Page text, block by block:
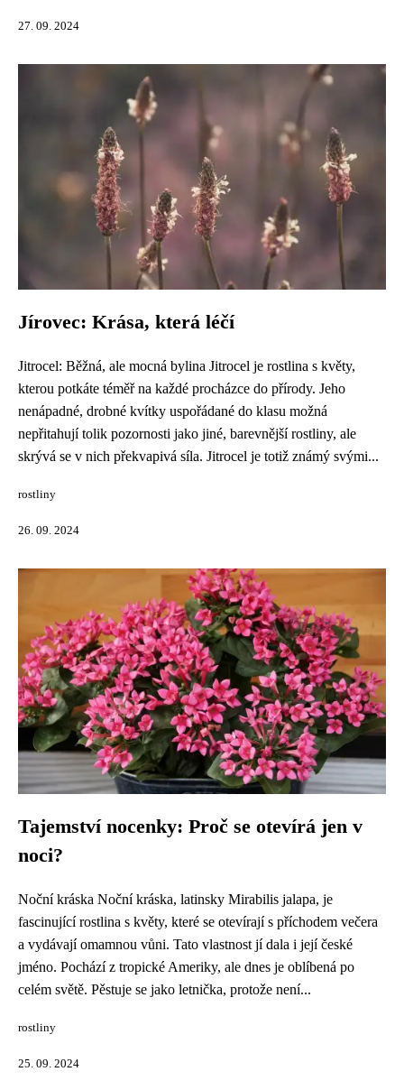
27. 09. 2024
Jírovec: Krása, která léčí
Jitrocel: Běžná, ale mocná bylina Jitrocel je rostlina s květy,
kterou potkáte téměř na každé procházce do přírody. Jeho
nenápadné, drobné kvítky uspořádané do klasu možná
nepřitahují tolik pozornosti jako jiné, barevnější rostliny, ale
skrývá se v nich překvapivá síla. Jitrocel je totiž známý svými...
rostliny
26. 09. 2024
Tajemství nocenky: Proč se otevírá jen v
noci?
Noční kráska Noční kráska, latinsky Mirabilis jalapa, je
fascinující rostlina s květy, které se otevírají s příchodem večera
a vydávají omamnou vůni. Tato vlastnost jí dala i její české
jméno. Pochází z tropické Ameriky, ale dnes je oblíbená po
celém světě. Pěstuje se jako letnička, protože není...
rostliny
25. 09. 2024